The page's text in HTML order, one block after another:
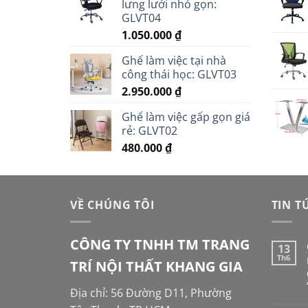
lưng lưới nhỏ gọn:
GLVT04
1.050.000₫
Ghế làm việc tại nhà
công thái học: GLVT03
2.950.000₫
Ghế làm việc gấp gọn giá
rẻ: GLVT02
480.000₫
VỀ CHÚNG TÔI
CÔNG TY TNHH TM TRANG
TRÍ NỘI THẤT KHANG GIA
Địa chỉ: 56 Đường D11, Phường
TIN
13
Th6